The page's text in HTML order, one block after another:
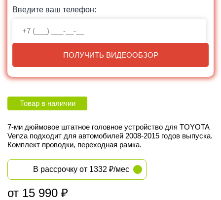
Введите ваш телефон:
ПОЛУЧИТЬ ВИДЕООБЗОР
Товар в наличии
7-ми дюймовое штатное головное устройство для TOYOTA
Venza подходит для автомобилей 2008-2015 годов выпуска.
Комплект проводки, переходная рамка.
В рассрочку от 1332 ₽/мес
от 15 990 ₽